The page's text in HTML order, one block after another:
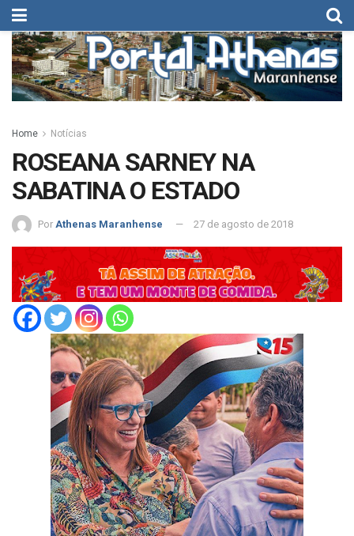
Home Notícias
ROSEANA SARNEY NA
SABATINA O ESTADO
Por Athenas Maranhense 27 de agosto de 2018